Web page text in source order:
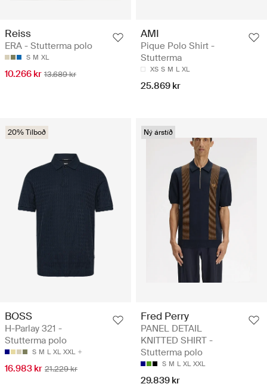
Reiss
ERA - Stutterma polo
S M XL
10.266 kr 13.689 kr
AMI
Pique Polo Shirt -
Stutterma
XS S M L XL
25.869 kr
20% Tilboð
BOSS
H-Parlay 321 -
Stutterma polo
S M L XL XXL
16.983 kr 21.229 kr
Ný árstíð
Fred Perry
PANEL DETAIL
KNITTED SHIRT -
Stutterma polo
S M L XL XXL
29.839 kr